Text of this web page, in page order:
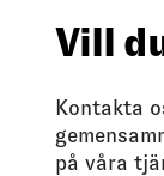
Vill
Kontakta
på våra